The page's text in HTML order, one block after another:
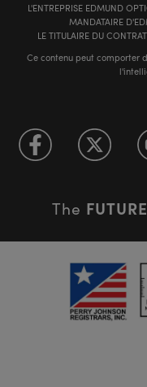
L'ENTREPRISE EDMUND
MANDATAIRE
LE TITULAIRE DU
Ce contenu peut comporter
The FUTURE